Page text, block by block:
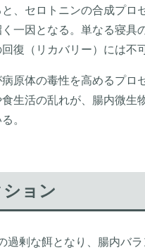
、セロトニンの合成プロ
く一因となる。単なる寝具
復（リカバリー）には不
原体の毒性を高めるプロ
生活の乱れが、腸内微生
。
ョン
過剰な餌となり、腸内バ